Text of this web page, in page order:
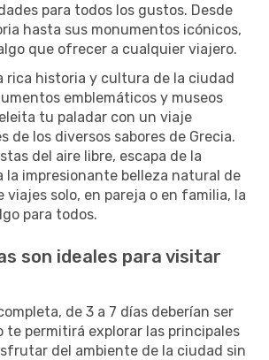
para todos los gustos. Desde
hasta sus monumentos icónicos,
que ofrecer a cualquier viajero.
rica historia y cultura de la ciudad
emblemáticos y museos
tu paladar con un viaje
de los diversos sabores de Grecia.
del aire libre, escapa de la
la impresionante belleza natural de
viajes solo, en pareja o en familia, la
para todos.
son ideales para visitar
de 3 a 7 días deberían ser
te permitirá explorar las principales
del ambiente de la ciudad sin